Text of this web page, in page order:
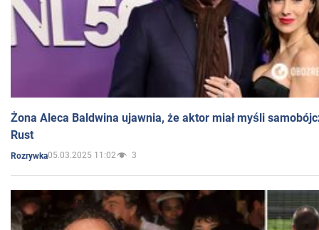
Żona Aleca Baldwina ujawnia, że aktor miał myśli
Rust
Rozrywka05.03.2025 11:02 3